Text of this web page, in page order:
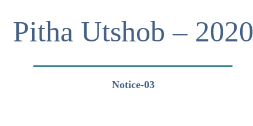
Pitha Utshob – 2020
Notice-03